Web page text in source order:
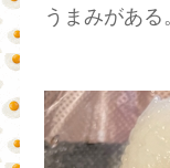
うまみがある